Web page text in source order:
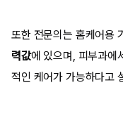
또한 전문의는 홈케어용
력값에 있으며, 피부과에
적인 케어가 가능하다고